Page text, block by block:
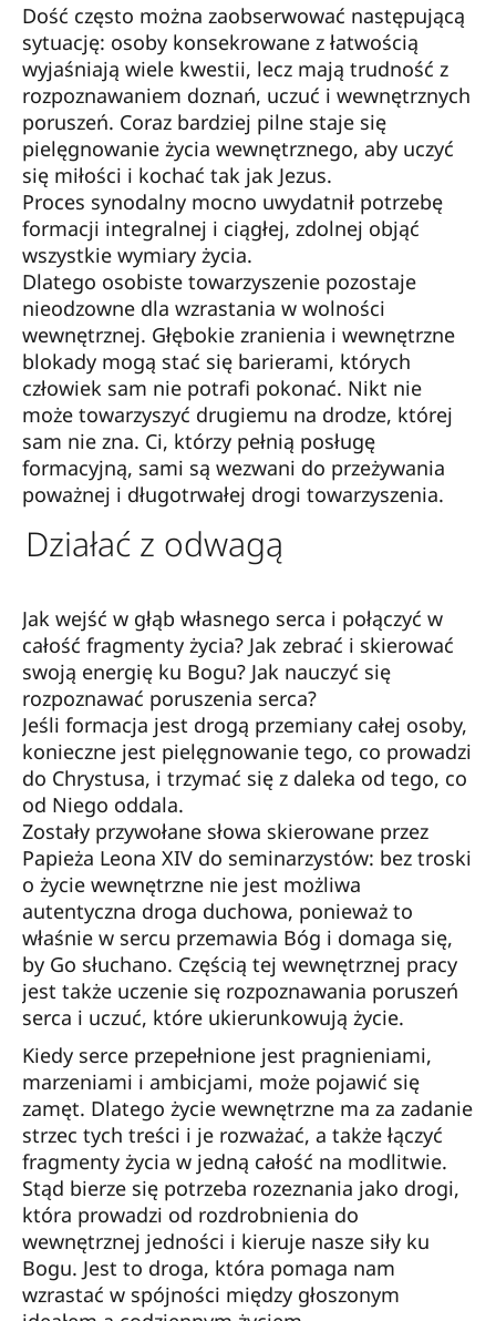
Dość często można zaobserwować następującą
sytuację: osoby konsekrowane z łatwością
wyjaśniają wiele kwestii, lecz mają trudność z
rozpoznawaniem doznań, uczuć i wewnętrznych
poruszeń. Coraz bardziej pilne staje się
pielęgnowanie życia wewnętrznego, aby uczyć
się miłości i kochać tak jak Jezus.
Proces synodalny mocno uwydatnił potrzebę
formacji integralnej i ciągłej, zdolnej objąć
wszystkie wymiary życia.
Dlatego osobiste towarzyszenie pozostaje
nieodzowne dla wzrastania w wolności
wewnętrznej. Głębokie zranienia i wewnętrzne
blokady mogą stać się barierami, których
człowiek sam nie potrafi pokonać. Nikt nie
może towarzyszyć drugiemu na drodze, której
sam nie zna. Ci, którzy pełnią posługę
formacyjną, sami są wezwani do przeżywania
poważnej i długotrwałej drogi towarzyszenia.
Działać z odwagą
Jak wejść w głąb własnego serca i połączyć w
całość fragmenty życia? Jak zebrać i skierować
swoją energię ku Bogu? Jak nauczyć się
rozpoznawać poruszenia serca?
Jeśli formacja jest drogą przemiany całej osoby,
konieczne jest pielęgnowanie tego, co prowadzi
do Chrystusa, i trzymać się z daleka od tego, co
od Niego oddala.
Zostały przywołane słowa skierowane przez
Papieża Leona XIV do seminarzystów: bez troski
o życie wewnętrzne nie jest możliwa
autentyczna droga duchowa, ponieważ to
właśnie w sercu przemawia Bóg i domaga się,
by Go słuchano. Częścią tej wewnętrznej pracy
jest także uczenie się rozpoznawania poruszeń
serca i uczuć, które ukierunkowują życie.
Kiedy serce przepełnione jest pragnieniami,
marzeniami i ambicjami, może pojawić się
zamęt. Dlatego życie wewnętrzne ma za zadanie
strzec tych treści i je rozważać, a także łączyć
fragmenty życia w jedną całość na modlitwie.
Stąd bierze się potrzeba rozeznania jako drogi,
która prowadzi od rozdrobnienia do
wewnętrznej jedności i kieruje nasze siły ku
Bogu. Jest to droga, która pomaga nam
wzrastać w spójności między głoszonym